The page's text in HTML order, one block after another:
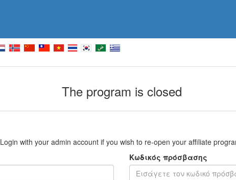
The program is closed
Login with your admin account if you wish to re-open your affiliate
Κωδικός πρόσβασης